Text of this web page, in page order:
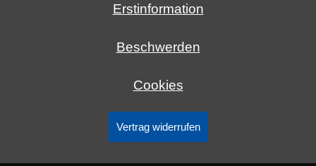
Erstinformation
Beschwerden
Cookies
Vertrag widerrufen